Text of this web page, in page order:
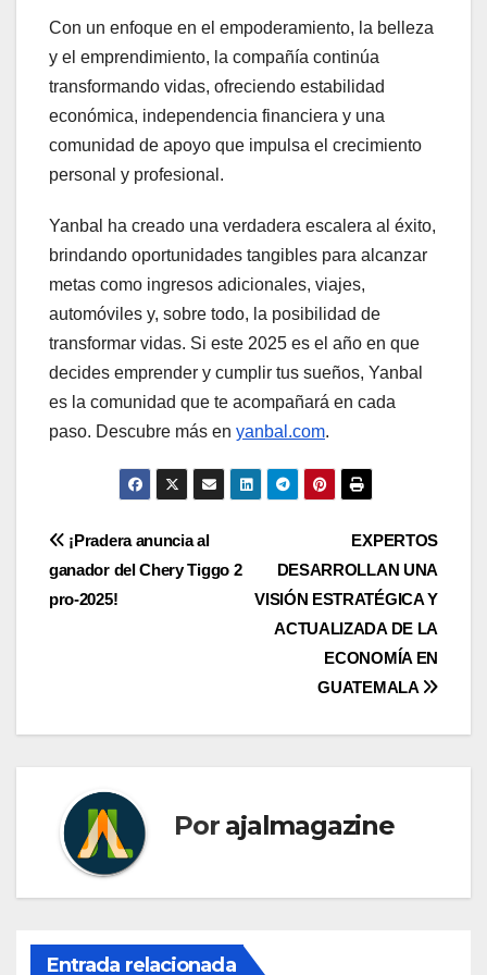
Con un enfoque en el empoderamiento, la belleza
y el emprendimiento, la compañía continúa
transformando vidas, ofreciendo estabilidad
económica, independencia financiera y una
comunidad de apoyo que impulsa el crecimiento
personal y profesional.
Yanbal ha creado una verdadera escalera al éxito,
brindando oportunidades tangibles para alcanzar
metas como ingresos adicionales, viajes,
automóviles y, sobre todo, la posibilidad de
transformar vidas. Si este 2025 es el año en que
decides emprender y cumplir tus sueños, Yanbal
es la comunidad que te acompañará en cada
paso. Descubre más en yanbal.com.
Navegación
de
EXPERTOS
DESARROLLAN UNA
VISIÓN ESTRATÉGICA Y
ACTUALIZADA DE LA
ECONOMÍA EN
GUATEMALA
¡Pradera anuncia al
ganador del Chery Tiggo 2
pro-2025!
Por ajalmagazine
Entrada relacionada